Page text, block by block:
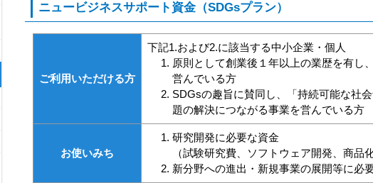
ニュービジネスサポート資金（SDGsプラン）
ご利用いただける方
下記1.および2.に該当する中小企業・個人
原則として創業後１年以上の業歴を有し
営んでいる方
SDGsの趣旨に賛同し、「持続可能な社
題の解決につながる事業を営んでいる方
お使いみち
研究開発に必要な資金
（試験研究費、ソフトウェア開発、商品
新分野への進出・新規事業の展開等に必